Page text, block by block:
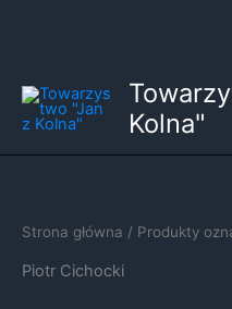
treści
Kolna"
Strona główna / Produkty
Piotr Cichocki